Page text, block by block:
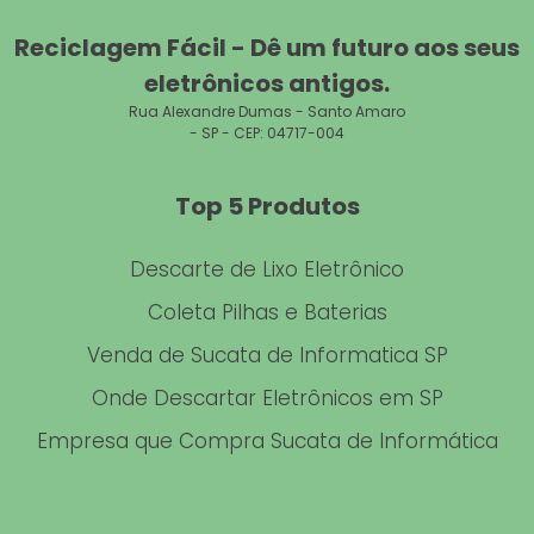
COMPRA E VENDA DE MATERIAL INFORMÁTICO USADO
DESCARTE DE RESÍDUOS ELETROELETRÔNICOS
COMPRA DE ELETRÔNICOS USADOS SP
COMPUTADOR USADO VENDA
RECICLAGEM DE EQUIPAMENTOS ELETRÔNICOS
Reciclagem Fácil - Dê um futuro aos seus
eletrônicos antigos.
Rua Alexandre Dumas - Santo Amaro
- SP - CEP: 04717-004
Top 5 Produtos
Descarte de Lixo Eletrônico
Coleta Pilhas e Baterias
Venda de Sucata de Informatica SP
Onde Descartar Eletrônicos em SP
Empresa que Compra Sucata de Informática